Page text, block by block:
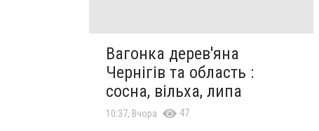
Вагонка дерев'яна
Чернігів та область :
сосна, вільха, липа
10:37, Вчора 47